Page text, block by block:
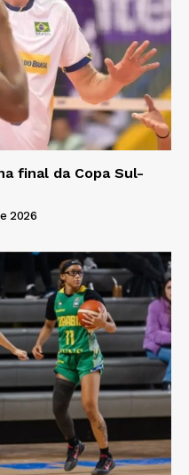
final da Copa Sul-
2026